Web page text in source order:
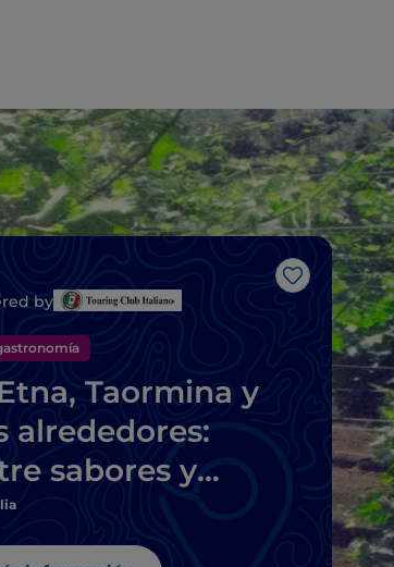
Me gusta
by
Taormina y
alrededores:
sabores y
naturales y